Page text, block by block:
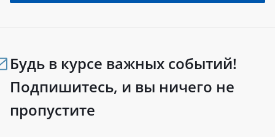
Будь в курсе важных событий!
Подпишитесь, и вы ничего не
пропустите